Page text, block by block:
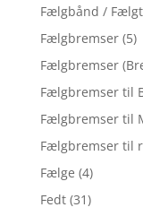
Fælgbånd /
Fælgbremser (5)
Fælgbremser
Fælgbremser til
Fælgbremser til
Fælgbremser til
Fælge (4)
Fedt (31)